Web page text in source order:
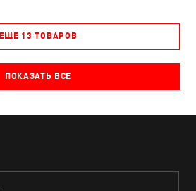
ЕЩЁ 13 ТОВАРОВ
ПОКАЗАТЬ ВСЕ